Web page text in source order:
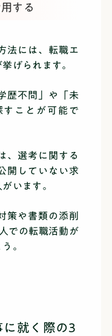
する
法には、転職エ
げられます。
歴不問」や「未
ことが可能で
、選考に関する
開していない求
います。
策や書類の添削
での転職活動が
。
就く際の3